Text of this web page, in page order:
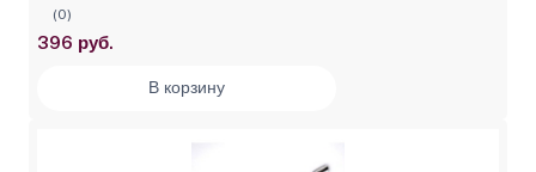
(0)
396 руб.
В корзину